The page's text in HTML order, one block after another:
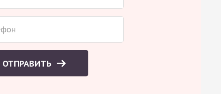
ОТПРАВИТЬ